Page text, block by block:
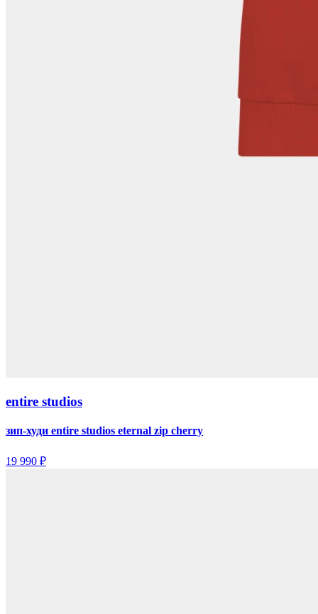
entire studios
зип-худи entire studios eternal zip cherry
19 990 ₽